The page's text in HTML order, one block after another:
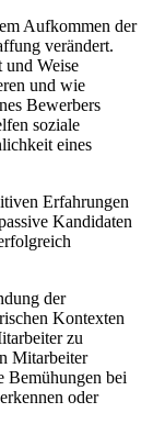
Aufkommen der
verändert.
Weise
und wie
Bewerbers
soziale
eines
Erfahrungen
Kandidaten
der
Kontexten
zu
Mitarbeiter
Bemühungen bei
oder